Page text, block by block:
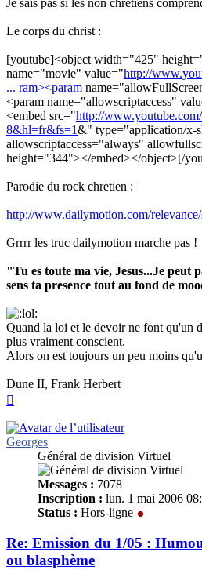
Je sais pas si les non chretiens
Le corps du christ :
[youtube]<object width="425"
name="movie" value="http://
... ram><param
<param name="allowscriptaccess"
<embed src="http://
8&hl=fr&fs=1&" type="application/x-
allowscriptaccess="always"
height="344"></embed></object>[/
Parodie du rock chretien :
http://www.dailymotion.com/
Grrrr les truc dailymotion marche pas !
"Tu es toute ma vie, Jesus...Je peut
sens ta presence tout au fond de
Quand la loi et le devoir ne font qu'un
plus vraiment conscient.
Alors on est toujours un peu moins
Dune II, Frank Herbert
Georges
Général de division Virtuel
Messages : 7078
Inscription : lun. 1 mai 2006
Status : Hors-ligne
Re: Emission du 1/05 :
ou blasphème